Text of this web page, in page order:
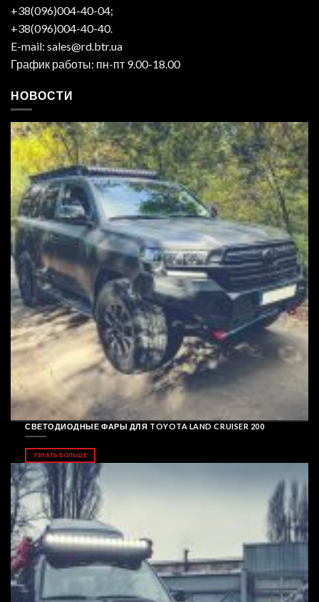
+38(096)004-40-04;
+38(096)004-40-40.
E-mail: sales@rd.btr.ua
График работы: пн-пт 9.00-18.00
НОВОСТИ
СВЕТОДИОДНЫЕ ФАРЫ ДЛЯ TOYOTA LAND CRUISER 200
УЗНАТЬ БОЛЬШЕ